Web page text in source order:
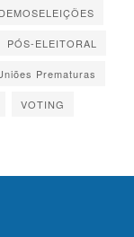
PÓS-ELEITORAL
Prematuras
VOTING